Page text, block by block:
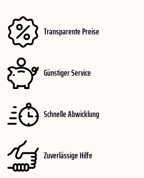
Transparente Preise
Günstiger Service
Schnelle Abwicklung
Zuverlässige Hilfe